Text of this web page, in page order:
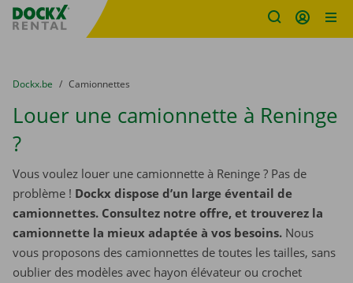
sitename
You are here:
du
Dockx.be to
Camionnettes
Louer une camionnette à Reninge
?
Vous voulez louer une camionnette à Reninge ? Pas de
problème ! Dockx dispose d’un large éventail de
camionnettes. Consultez notre offre, et trouverez la
camionnette la mieux adaptée à vos besoins. Nous
vous proposons des camionnettes de toutes les tailles, sans
oublier des modèles avec hayon élévateur ou crochet